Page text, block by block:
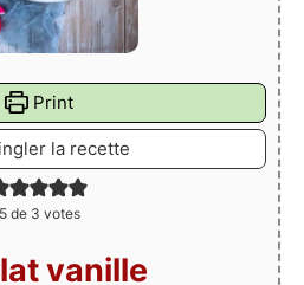
Print
la recette
5de 3 votes
vanille